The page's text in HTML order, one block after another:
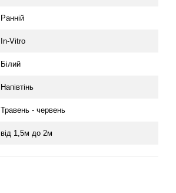
Ранній
In-Vitro
Білий
Напівтінь
Травень - червень
від 1,5м до 2м